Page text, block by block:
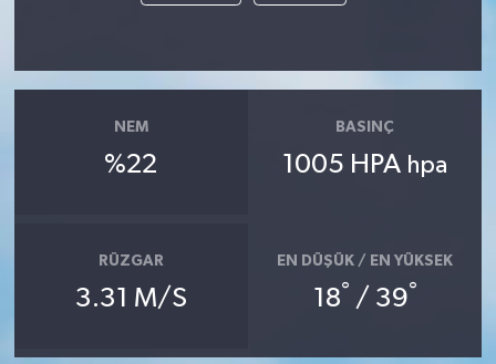
NEM
%22
BASINÇ
1005 HPA hpa
RÜZGAR
3.31 M/S
EN DÜŞÜK / EN YÜKSEK
18° / 39°